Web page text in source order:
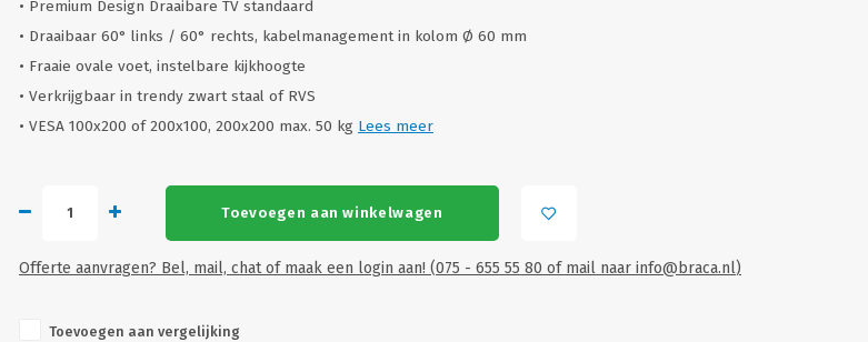
• Premium Design Draaibare TV standaard
• Draaibaar 60° links / 60° rechts, kabelmanagement in kolom Ø 60 mm
• Fraaie ovale voet, instelbare kijkhoogte
• Verkrijgbaar in trendy zwart staal of RVS
• VESA 100x200 of 200x100, 200x200 max. 50 kg Lees meer
Toevoegen aan winkelwagen
Offerte aanvragen? Bel, mail, chat of maak een login aan! (075 - 655 55 80 of mail naar info@braca.nl)
Toevoegen aan vergelijking